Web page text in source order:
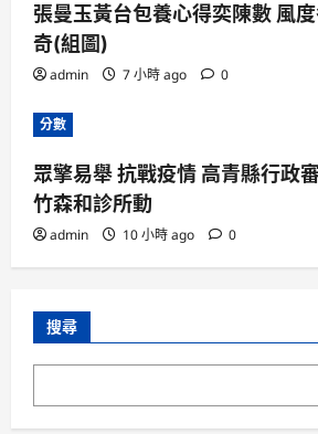
張曼玉黃台包養心得奕陳數 風
奇(組圖)
admin 7 小時 ago 0
分數
眾擎易舉 抗戰疫情 高青縣行政
竹森和診所動
admin 10 小時 ago 0
搜尋